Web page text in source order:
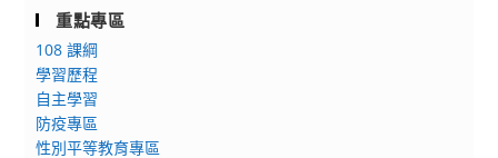
重點專區
108 課綱
學習歷程
自主學習
防疫專區
性別平等教育專區